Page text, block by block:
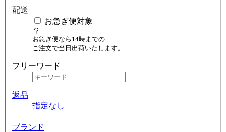
配送
お急ぎ便対象
お急ぎ便なら14時までの
ご注文で当日出荷いたします。
フリーワード
返品
指定なし
ブランド